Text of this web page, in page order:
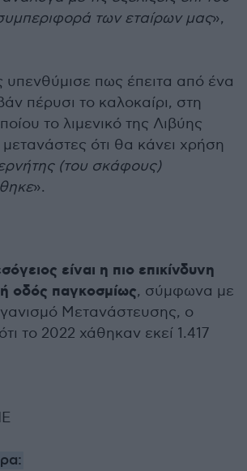
των εταίρων μας»,
πως έπειτα από ένα
πέρυσι το καλοκαίρι, στη
το λιμενικό της Λιβύης
μετανάστες ότι θα κάνει χρήση
(του σκάφους)
».
είναι η πιο επικίνδυνη
οδός παγκοσμίως, σύμφωνα με
Μετανάστευσης, ο
το 2022 χάθηκαν εκεί 1.417